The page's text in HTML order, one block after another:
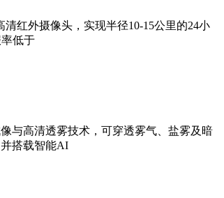
红外摄像头，实现半径10-15公里的24小
低于
与高清透雾技术，可穿透雾气、盐雾及暗
搭载智能AI